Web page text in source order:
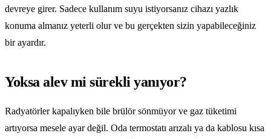
devreye girer. Sadece kullanım suyu istiyorsanız cihazı yazlık
konuma almanız yeterli olur ve bu gerçekten sizin yapabileceğiniz
bir ayardır.
Yoksa alev mi sürekli yanıyor?
Radyatörler kapalıyken bile brülör sönmüyor ve gaz tüketimi
artıyorsa mesele ayar değil. Oda termostatı arızalı ya da kablosu kısa